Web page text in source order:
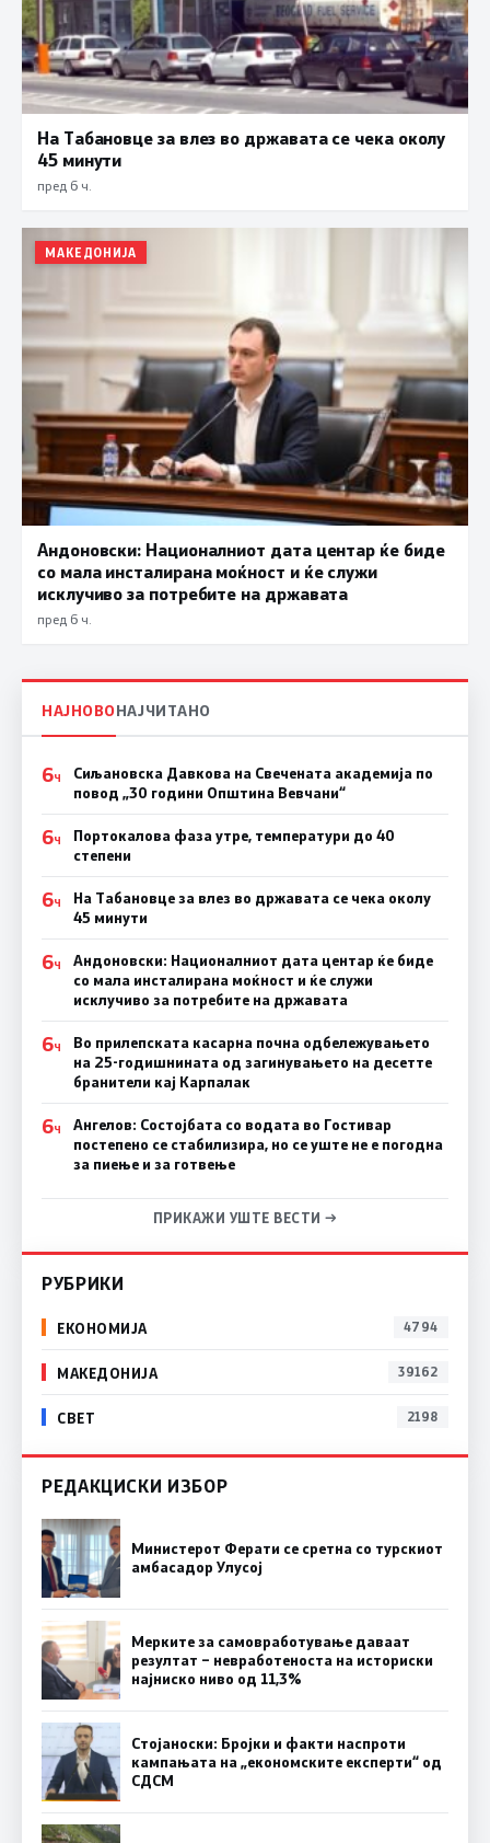
На Табановце за влез во државата се чека околу
45 минути
пред 6 ч.
МАКЕДОНИЈА
Андоновски: Националниот дата центар ќе биде
со мала инсталирана моќност и ќе служи
исклучиво за потребите на државата
пред 6 ч.
НАЈНОВОНАЈЧИТАНО
6Ч
Сиљановска Давкова на Свечената академија по
повод „30 години Општина Вевчани“
6Ч
Портокалова фаза утре, температури до 40
степени
6Ч
На Табановце за влез во државата се чека околу
45 минути
6Ч
Андоновски: Националниот дата центар ќе биде
со мала инсталирана моќност и ќе служи
исклучиво за потребите на државата
6Ч
Во прилепската касарна почна одбележувањето
на 25-годишнината од загинувањето на десетте
бранители кај Карпалак
6Ч
Ангелов: Состојбата со водата во Гостивар
постепено се стабилизира, но се уште не е погодна
за пиење и за готвење
ПРИКАЖИ УШТЕ ВЕСТИ →
РУБРИКИ
ЕКОНОМИЈА 4794
МАКЕДОНИЈА 39162
СВЕТ 2198
РЕДАКЦИСКИ ИЗБОР
Министерот Ферати се сретна со турскиот
амбасадор Улусој
Мерките за самовработување даваат
резултат – невработеноста на историски
најниско ниво од 11,3%
Стојаноски: Бројки и факти наспроти
кампањата на „економските експерти“ од
СДСM